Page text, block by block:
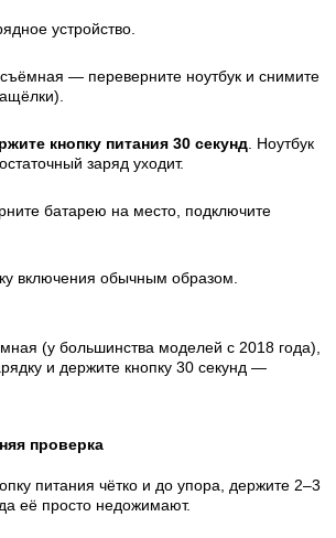
устройство.
— переверните ноутбук и снимите
кнопку питания 30 секунд. Ноутбук
заряд уходит.
батарею на место, подключите
включения обычным образом.
(у большинства моделей с 2018 года),
и держите кнопку 30 секунд —
проверка
питания чётко и до упора, держите 2–3
её просто недожимают.